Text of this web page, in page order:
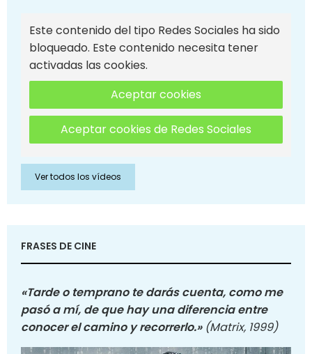
Este contenido del tipo Redes Sociales ha sido
bloqueado. Este contenido necesita tener
activadas las cookies.
Aceptar cookies
Aceptar cookies de Redes Sociales
Ver todos los vídeos
FRASES DE CINE
«Tarde o temprano te darás cuenta, como me
pasó a mí, de que hay una diferencia entre
conocer el camino y recorrerlo.» (Matrix, 1999)